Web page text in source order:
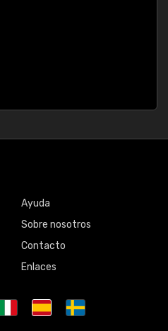
Ayuda
Sobre nosotros
Contacto
Enlaces